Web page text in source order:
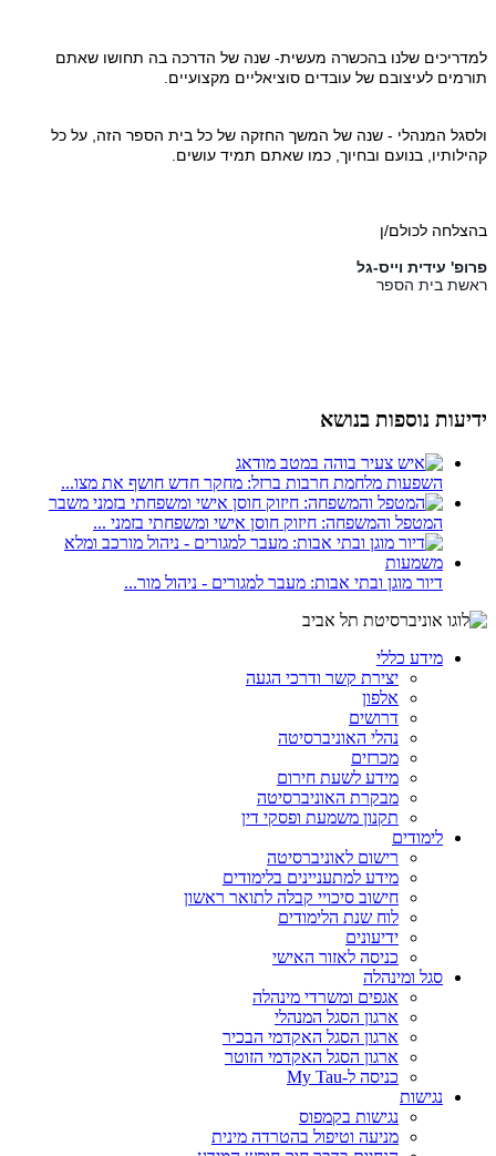
למדריכים שלנו בהכשרה מעשית- שנה של הדרכה בה תחושו שאתם
תורמים לעיצובם של עובדים סוציאליים מקצועיים.
ולסגל המנהלי - שנה של המשך החזקה של כל בית הספר הזה, על כל
קהילותיו, בנועם ובחיוך, כמו שאתם תמיד עושים.
בהצלחה לכולם/ן
פרופ' עידית וייס-גל
ראשת בית הספר
ידיעות נוספות בנושא
השפעות מלחמת חרבות ברזל: מחקר חדש חושף את מצו...
המטפל והמשפחה: חיזוק חוסן אישי ומשפחתי בזמני ...
דיור מוגן ובתי אבות: מעבר למגורים - ניהול מור...
מידע כללי
יצירת קשר ודרכי הגעה
אלפון
דרושים
נהלי האוניברסיטה
מכרזים
מידע לשעת חירום
מבקרת האוניברסיטה
תקנון משמעת ופסקי דין
לימודים
רישום לאוניברסיטה
מידע למתעניינים בלימודים
חישוב סיכויי קבלה לתואר ראשון
לוח שנת הלימודים
ידיעונים
כניסה לאזור האישי
סגל ומינהלה
אגפים ומשרדי מינהלה
ארגון הסגל המנהלי
ארגון הסגל האקדמי הבכיר
ארגון הסגל האקדמי הזוטר
כניסה ל-My Tau
נגישות
נגישות בקמפוס
מניעה וטיפול בהטרדה מינית